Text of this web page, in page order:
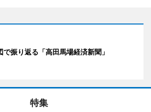
で振り返る「高田馬場経済新聞」
特集